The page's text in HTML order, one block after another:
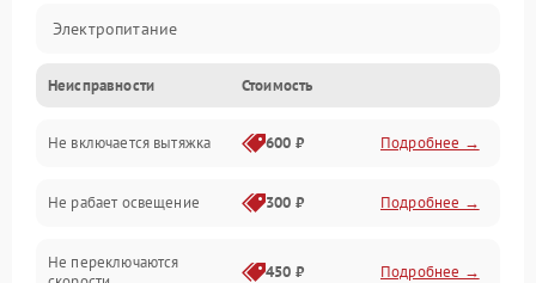
Электропитание
Вентиляция
Освещение
Механические повреждения
Электроника
Неисправности Стоимость
Не включается вытяжка 600 ₽ Подробнее →
Не рабает освещение 300 ₽ Подробнее →
Не переключаются
450 ₽ Подробнее →